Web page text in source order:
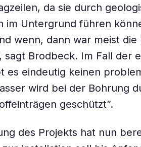
da sie durch
im Untergrund führen
wenn, dann war meist
sagt Brodbeck. Im Fall der
es eindeutig keinen
wird bei der Bohrung
geschützt”.
des Projekts hat nun